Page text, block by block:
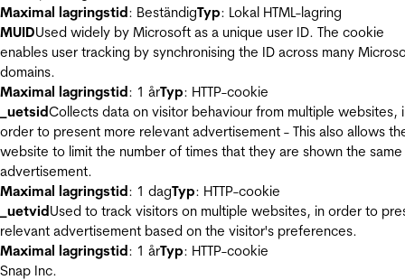
Maximal lagringstid: BeständigTyp: Lokal HTML-lagring
MUIDUsed widely by Microsoft as a unique user ID. The cookie
enables user tracking by synchronising the ID across many
domains.
Maximal lagringstid: 1 årTyp: HTTP-cookie
_uetsidCollects data on visitor behaviour from multiple websites,
order to present more relevant advertisement - This also allows
website to limit the number of times that they are shown the same
advertisement.
Maximal lagringstid: 1 dagTyp: HTTP-cookie
_uetvidUsed to track visitors on multiple websites, in order to
relevant advertisement based on the visitor's preferences.
Maximal lagringstid: 1 årTyp: HTTP-cookie
Snap Inc.